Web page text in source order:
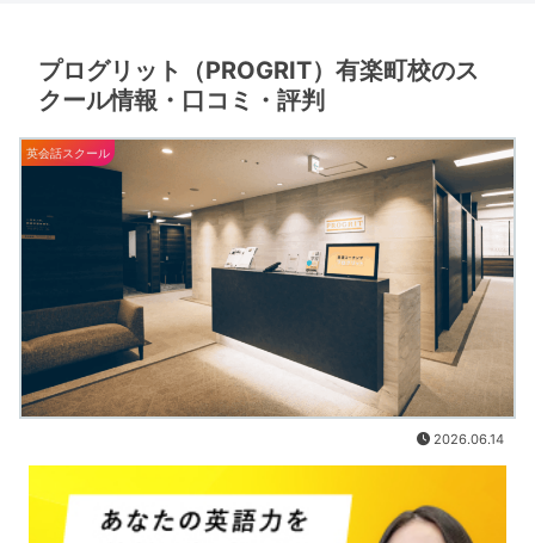
プログリット（PROGRIT）有楽町校のス
クール情報・口コミ・評判
英会話スクール
2026.06.14